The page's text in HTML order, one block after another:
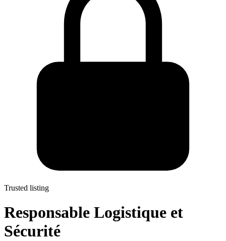
Trusted listing
Responsable Logistique et
Sécurité